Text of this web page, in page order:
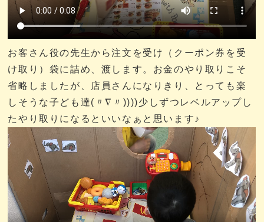
お客さん役の先生から注文を受け（クーポン券を受
け取り）袋に詰め、渡します。お金のやり取りこそ
省略しましたが、店員さんになりきり、とっても楽
しそうな子ども達(〃∇〃))))少しずつレベルアップし
たやり取りになるといいなぁと思います♪